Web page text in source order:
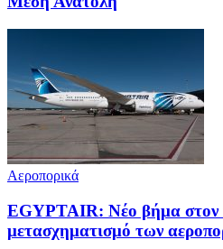
Αεροπορικά
EGYPTAIR: Νέο βήμα στον
μετασχηματισμό των